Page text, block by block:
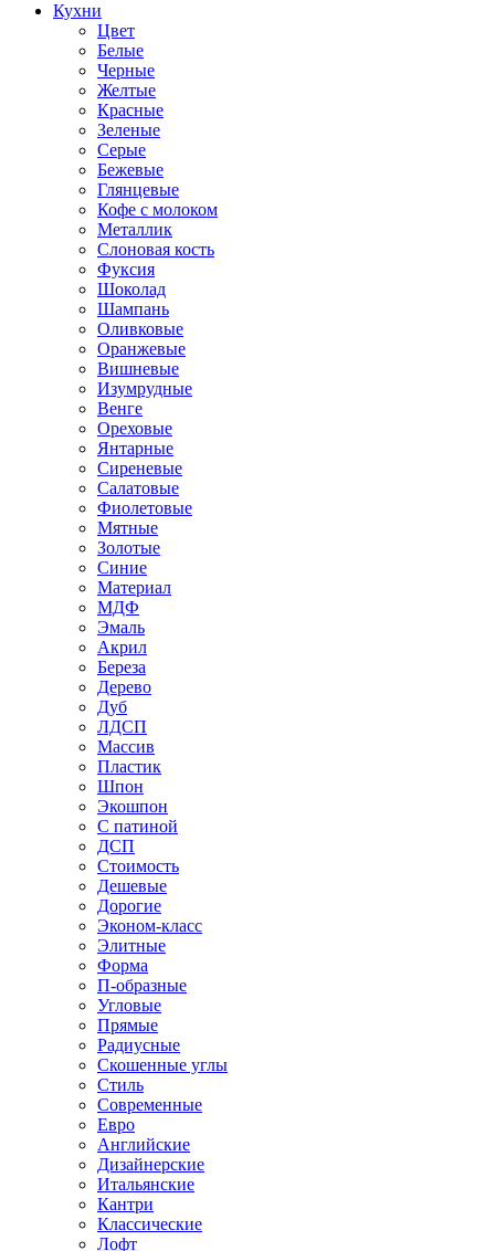
Кухни
Цвет
Белые
Черные
Желтые
Красные
Зеленые
Серые
Бежевые
Глянцевые
Кофе с молоком
Металлик
Слоновая кость
Фуксия
Шоколад
Шампань
Оливковые
Оранжевые
Вишневые
Изумрудные
Венге
Ореховые
Янтарные
Сиреневые
Салатовые
Фиолетовые
Мятные
Золотые
Синие
Материал
МДФ
Эмаль
Акрил
Береза
Дерево
Дуб
ЛДСП
Массив
Пластик
Шпон
Экошпон
С патиной
ДСП
Стоимость
Дешевые
Дорогие
Эконом-класс
Элитные
Форма
П-образные
Угловые
Прямые
Радиусные
Скошенные углы
Стиль
Современные
Евро
Английские
Дизайнерские
Итальянские
Кантри
Классические
Лофт